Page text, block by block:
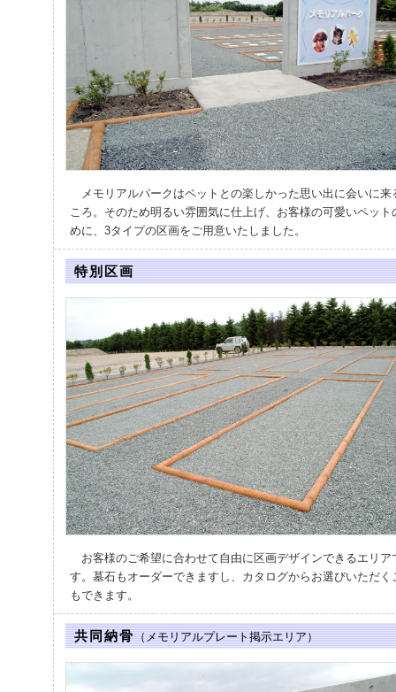
メモリアルパークはペットとの楽しかった思い出に会いに来
ころ。そのため明るい雰囲気に仕上げ、お客様の可愛いペット
めに、3タイプの区画をご用意いたしました。
特別区画
お客様のご希望に合わせて自由に区画デザインできるエリア
す。墓石もオーダーできますし、カタログからお選びいただく
もできます。
共同納骨（メモリアルプレート掲示エリア）